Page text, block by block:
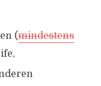
(mindestens